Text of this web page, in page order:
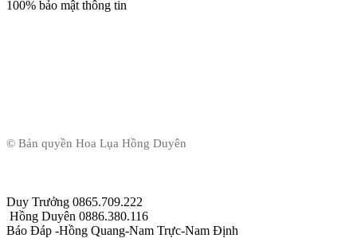
100% bảo mật thông tin
© Bản quyền Hoa Lụa Hồng Duyên
Duy Trưởng 0865.709.222
Hồng Duyên 0886.380.116
Báo Đáp -Hồng Quang-Nam Trực-Nam Định